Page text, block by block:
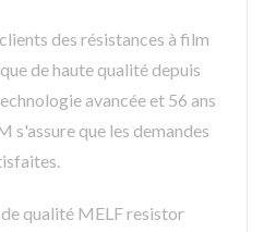
des résistances à film
de haute qualité depuis
avancée et 56 ans
s'assure que les demandes
qualité MELF resistor